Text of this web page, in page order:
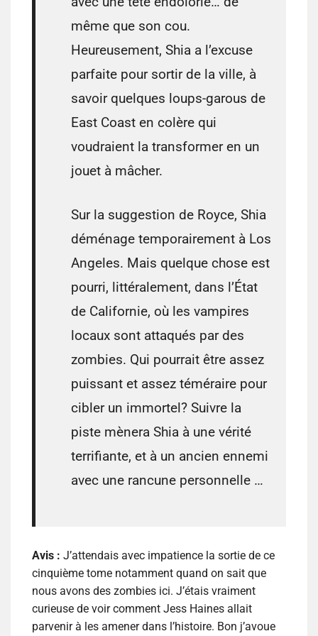
même que son cou.
Heureusement, Shia a l’excuse
parfaite pour sortir de la ville, à
savoir quelques loups-garous de
East Coast en colère qui
voudraient la transformer en un
jouet à mâcher.
Sur la suggestion de Royce, Shia
déménage temporairement à Los
Angeles. Mais quelque chose est
pourri, littéralement, dans l’État
de Californie, où les vampires
locaux sont attaqués par des
zombies. Qui pourrait être assez
puissant et assez téméraire pour
cibler un immortel? Suivre la
piste mènera Shia à une vérité
terrifiante, et à un ancien ennemi
avec une rancune personnelle …
Avis : J’attendais avec impatience la sortie de ce
cinquième tome notamment quand on sait que
nous avons des zombies ici. J’étais vraiment
curieuse de voir comment Jess Haines allait
parvenir à les amener dans l’histoire. Bon j’avoue